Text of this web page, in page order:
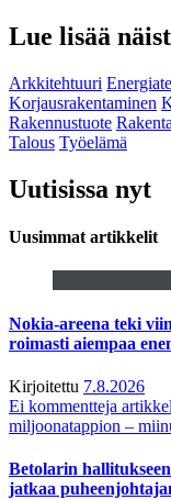
Lue lisää
Arkkitehtuuri
Korjausrakentaminen
Rakennustuote
Talous Työelämä
Uutisissa nyt
Uusimmat artikkelit
Nokia-areena teki
roimasti aiempaa
Kirjoitettu 7.8.2026
Ei kommentteja
miljoonatappion –
Betolarin
jatkaa